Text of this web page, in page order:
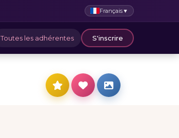
Français▼
Toutes les adhérentes S'inscrire